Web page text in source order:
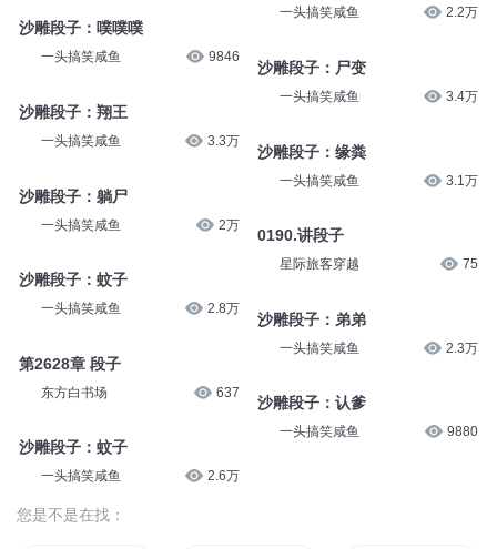
沙雕段子：噗噗噗
一头搞笑咸鱼 9846
沙雕段子：翔王
一头搞笑咸鱼 3.3万
沙雕段子：躺尸
一头搞笑咸鱼 2万
沙雕段子：蚊子
一头搞笑咸鱼 2.8万
第2628章 段子
东方白书场 637
沙雕段子：蚊子
一头搞笑咸鱼 2.6万
一头搞笑咸鱼 2.2万
沙雕段子：尸变
一头搞笑咸鱼 3.4万
沙雕段子：缘粪
一头搞笑咸鱼 3.1万
0190.讲段子
星际旅客穿越 75
沙雕段子：弟弟
一头搞笑咸鱼 2.3万
沙雕段子：认爹
一头搞笑咸鱼 9880
您是不是在找：